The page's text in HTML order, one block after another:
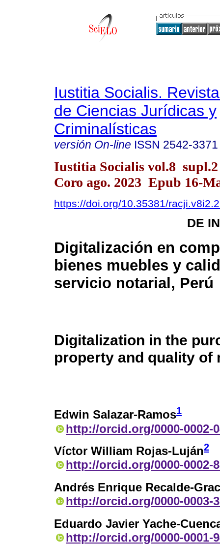
Iustitia Socialis.
de Ciencias Jurídicas y
Criminalísticas
versión On-line ISSN 2542-3371
Iustitia Socialis vol.8 supl.2
Coro ago. 2023 Epub 16-
https://doi.org/10.35381/
DE
Digitalización en
bienes muebles y
servicio notarial, Perú
Digitalization in the
property and quality of
Edwin Salazar-Ramos1
http://orcid.org/0000-0002-
Víctor William Rojas-Luján2
http://orcid.org/0000-0002-
Andrés Enrique Recalde-
http://orcid.org/0000-0003-
Eduardo Javier Yache-
http://orcid.org/0000-0001-